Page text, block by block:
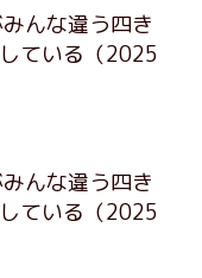
んな違う四き
ている （2025
んな違う四き
ている （2025